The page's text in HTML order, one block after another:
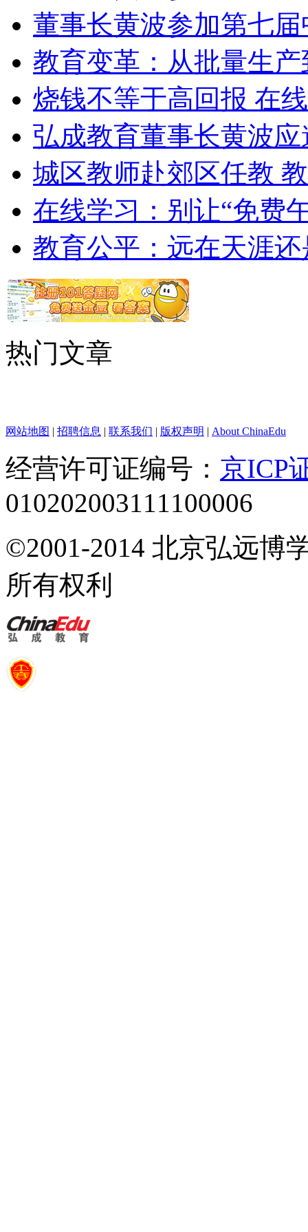
董事长黄波参加第七
教育变革：从批量生
烧钱不等于高回报 在
弘成教育董事长黄波
城区教师赴郊区任教
在线学习：别让“免费
教育公平：远在天涯
热门文章
网站地图 | 招聘信息 | 联系我们 | 版权声明 | About ChinaEdu
经营许可证编号： 京ICP
010202003111100006
©2001-2014 北京弘远博
所有权利